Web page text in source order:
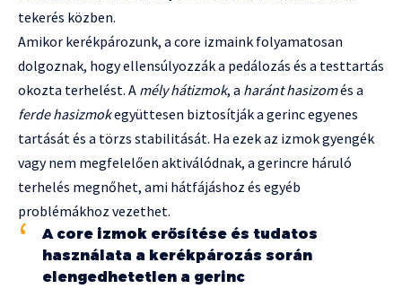
tekerés közben.
Amikor kerékpározunk, a core izmaink folyamatosan
dolgoznak, hogy ellensúlyozzák a pedálozás és a testtartás
okozta terhelést. A mély hátizmok, a haránt hasizomés a
ferde hasizmokegyüttesen biztosítják a gerinc egyenes
tartását és a törzs stabilitását. Ha ezek az izmok gyengék
vagy nem megfelelően aktiválódnak, a gerincre háruló
terhelés megnőhet, ami hátfájáshoz és egyéb
problémákhoz vezethet.
A core izmok erősítése és tudatos
használata a kerékpározás során
elengedhetetlen a gerinc